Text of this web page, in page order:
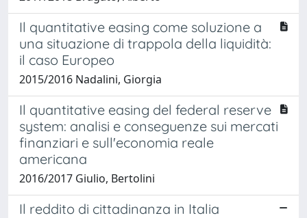
Il quantitative easing come soluzione a
una situazione di trappola della liquidità:
il caso Europeo
2015/2016 Nadalini, Giorgia
Il quantitative easing del federal reserve
system: analisi e conseguenze sui mercati
finanziari e sull'economia reale
americana
2016/2017 Giulio, Bertolini
Il reddito di cittadinanza in Italia